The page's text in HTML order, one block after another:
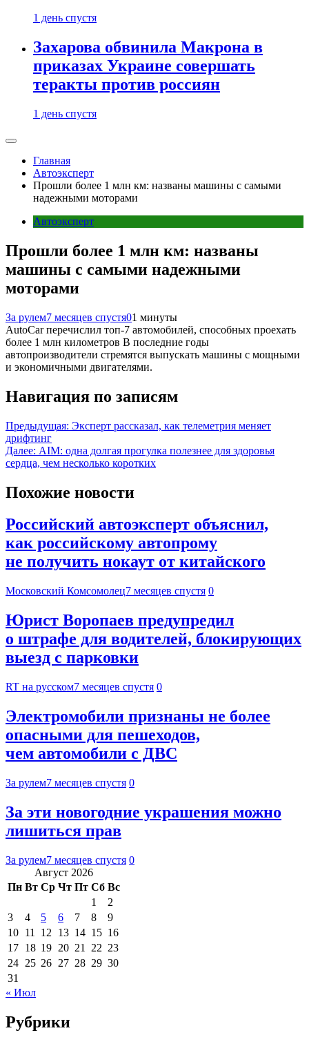
1 день спустя
Захарова обвинила Макрона в
приказах Украине совершать
теракты против россиян
1 день спустя
Главная
Автоэксперт
Прошли более 1 млн км: названы машины с самыми
надежными моторами
Автоэксперт
Прошли более 1 млн км: названы
машины с самыми надежными
моторами
За рулем7 месяцев спустя01 минуты
AutoCar перечислил топ-7 автомобилей, способных проехать
более 1 млн километров В последние годы
автопроизводители стремятся выпускать машины с мощными
и экономичными двигателями.
Навигация по записям
Предыдущая: Эксперт рассказал, как телеметрия меняет
дрифтинг
Далее: АIМ: одна долгая прогулка полезнее для здоровья
сердца, чем несколько коротких
Похожие новости
Российский автоэксперт объяснил,
как российскому автопрому
не получить нокаут от китайского
Московский Комсомолец7 месяцев спустя 0
Юрист Воропаев предупредил
о штрафе для водителей, блокирующих
выезд с парковки
RT на русском7 месяцев спустя 0
Электромобили признаны не более
опасными для пешеходов,
чем автомобили с ДВС
За рулем7 месяцев спустя 0
За эти новогодние украшения можно
лишиться прав
За рулем7 месяцев спустя 0
Август 2026
Пн Вт Ср Чт Пт Сб Вс
1
2
3
4 5 6 7 8
9
10 11 12 13 14 15 16
17 18 19 20 21 22 23
24 25 26 27 28 29 30
31
« Июл
Рубрики